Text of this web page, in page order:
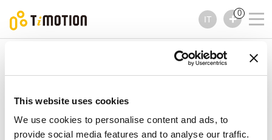
This website uses cookies
We use cookies to personalise content and ads, to
provide social media features and to analyse our traffic.
IT
0
Serie TMH19
Comandi